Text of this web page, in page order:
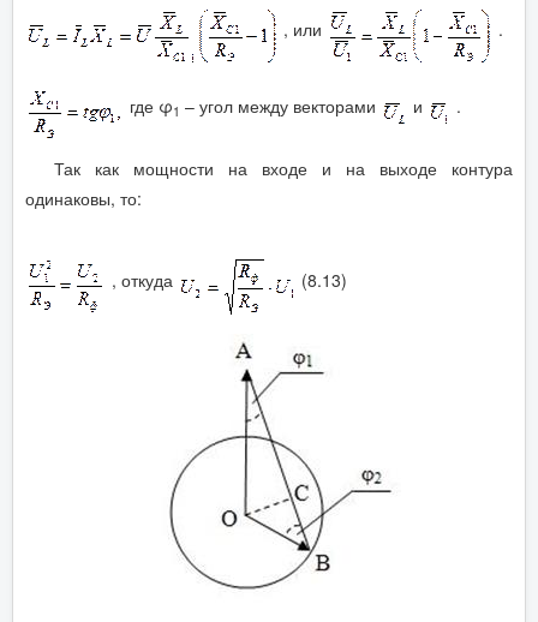
, или .
где φ1 – угол между векторами и .
Так как мощности на входе и на выходе контура
одинаковы, то:
, откуда (8.13)